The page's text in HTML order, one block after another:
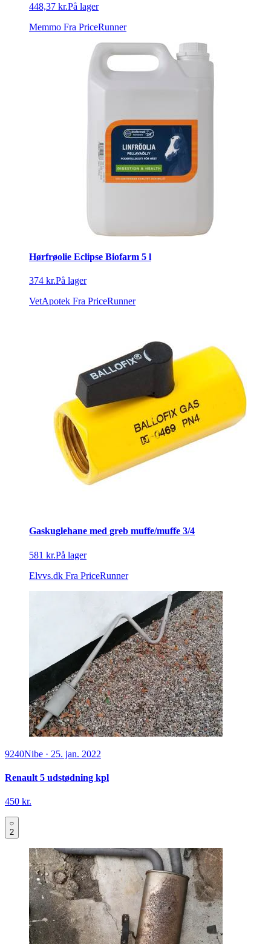
448,37 kr.På lager
Memmo Fra PriceRunner
Hørfrøolie Eclipse Biofarm 5 l
374 kr.På lager
VetApotek Fra PriceRunner
Gaskuglehane med greb muffe/muffe 3/4
581 kr.På lager
Elvvs.dk Fra PriceRunner
9240Nibe · 25. jan. 2022
Renault 5 udstødning kpl
450 kr.
2